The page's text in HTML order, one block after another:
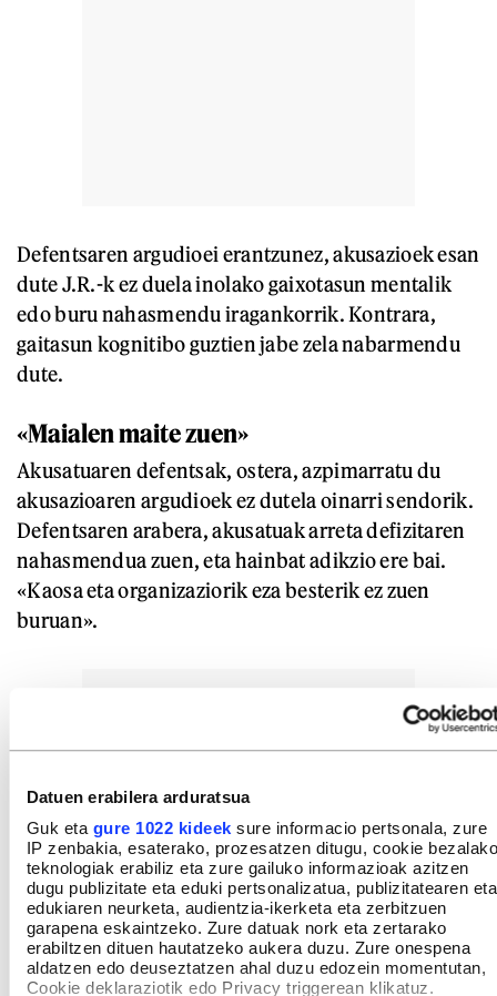
Datuen erabilera arduratsua
Guk eta gure 1022 kideek sure informacio pertsonala, zure
IP zenbakia, esaterako, prozesatzen ditugu, cookie bezalako
teknologiak erabiliz eta zure gailuko informazioak azitzen
dugu publizitate eta eduki pertsonalizatua, publizitatearen eta
edukiaren neurketa, audientzia-ikerketa eta zerbitzuen
garapena eskaintzeko. Zure datuak nork eta zertarako
erabiltzen dituen hautatzeko aukera duzu. Zure onespena
aldatzen edo deuseztatzen ahal duzu edozein momentutan,
Cookie deklaraziotik edo Privacy triggerean klikatuz.
Defentsaren argudioei erantzunez, akusazioek esan
dute J.R.-k ez duela inolako gaixotasun mentalik
edo buru nahasmendu iragankorrik. Kontrara,
gaitasun kognitibo guztien jabe zela nabarmendu
dute.
«Maialen maite zuen»
Akusatuaren defentsak, ostera, azpimarratu du
akusazioaren argudioek ez dutela oinarri sendorik.
Defentsaren arabera, akusatuak arreta defizitaren
nahasmendua zuen, eta hainbat adikzio ere bai.
«Kaosa eta organizaziorik eza besterik ez zuen
buruan».